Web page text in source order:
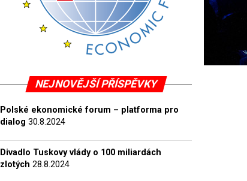
NEJNOVĚJŠÍ PŘÍSPĚVKY
Polské ekonomické forum – platforma pro
dialog 30.8.2024
Divadlo Tuskovy vlády o 100 miliardách
zlotých 28.8.2024